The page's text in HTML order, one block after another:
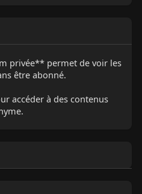
privée** permet de voir les
être abonné.
accéder à des contenus